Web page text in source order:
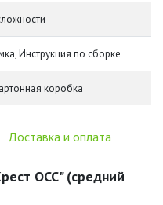
Инструкция по сборке
коробка
Доставка и оплата
ОСС" (средний